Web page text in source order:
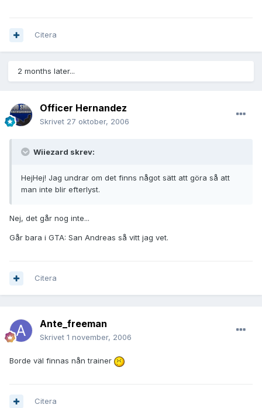
Citera
2 months later...
Officer Hernandez
Skrivet 27 oktober, 2006
Wiiezard skrev:
HejHej! Jag undrar om det finns något sätt att göra så att
man inte blir efterlyst.
Nej, det går nog inte...
Går bara i GTA: San Andreas så vitt jag vet.
Citera
Ante_freeman
Skrivet 1 november, 2006
Borde väl finnas nån trainer
Citera